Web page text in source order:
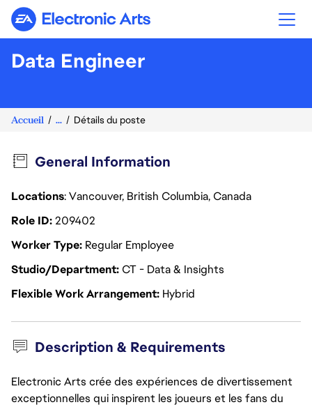
Electronic Arts
Data Engineer
Accueil ... Détails du poste
General Information
Locations: Vancouver, British Columbia, Canada
Role ID209402
Worker Type Regular Employee
Studio/DepartmentCT - Data & Insights
Flexible Work Arrangement Hybrid
Description & Requirements
Electronic Arts crée des expériences de divertissement
exceptionnelles qui inspirent les joueurs et les fans du